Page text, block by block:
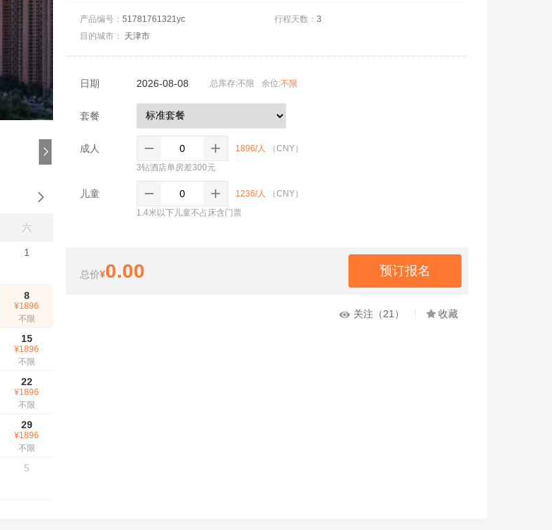

六
1
8
¥1896
不限
15
¥1896
不限
22
¥1896
不限
29
¥1896
不限
5
产品编号： 51781761321yc 行程天数： 3
目的城市： 天津市
日期 2026-08-08 总库存:不限 余位:不限
套餐
成人   1896/人
（CNY）
3钻酒店单房差300元
儿童   1236/人
（CNY）
1.4米以下儿童不占床含门票
总价¥0.00
 收藏
 关注（21）